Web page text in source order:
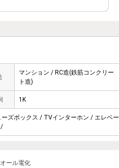
マンション / RC造(鉄筋コンクリー
ト造)
1K
ズボックス / TVインターホン / エレベー
/
ール電化